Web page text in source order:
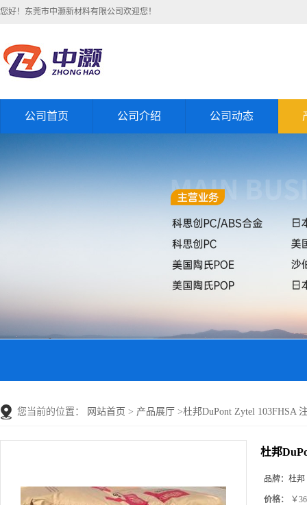
您好！东莞市中灏新材料有限公司欢迎您！
公司首页 公司介绍 公司动态
您当前的位置： 网站首页 > 产品展厅 >杜邦DuPont Zytel 103FHSA
杜邦
品牌： 杜邦
价格： ￥